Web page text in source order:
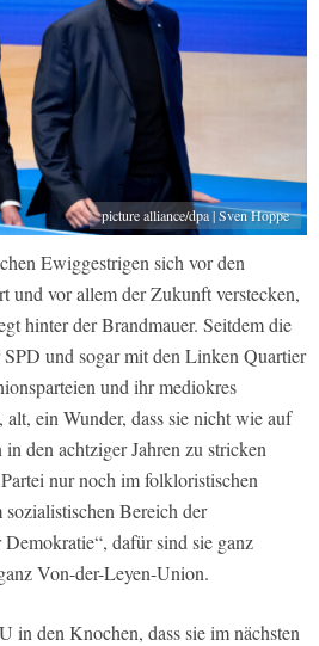
picture alliance/dpa | Sven Hoppe
Ewiggestrigen sich vor den
und vor allem der Zukunft verstecken,
hinter der Brandmauer. Seitdem die
und sogar mit den Linken Quartier
und ihr mediokres
alt, ein Wunder, dass sie nicht wie auf
den achtziger Jahren zu stricken
nur noch im folkloristischen
Bereich der
dafür sind sie ganz
Von-der-Leyen-Union.
in den Knochen, dass sie im nächsten